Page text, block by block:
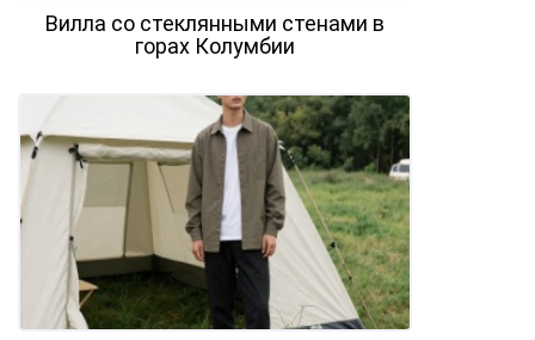
Вилла со стеклянными стенами в
горах Колумбии